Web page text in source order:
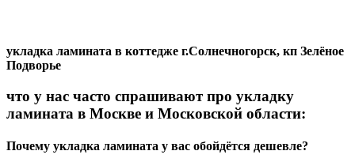
укладка ламината в коттедже г.Солнечногорск, кп Зелёное
Подворье
что у нас часто спрашивают про укладку
ламината в Москве и Московской области:
Почему укладка ламината у вас обойдётся дешевле?